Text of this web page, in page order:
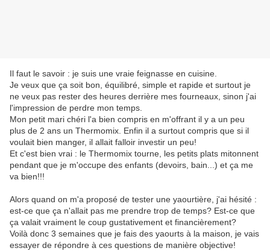
Il faut le savoir : je suis une vraie feignasse en cuisine.
Je veux que ça soit bon, équilibré, simple et rapide et surtout je
ne veux pas rester des heures derrière mes fourneaux, sinon j'ai
l'impression de perdre mon temps.
Mon petit mari chéri l'a bien compris en m'offrant il y a un peu
plus de 2 ans un Thermomix. Enfin il a surtout compris que si il
voulait bien manger, il allait falloir investir un peu!
Et c'est bien vrai : le Thermomix tourne, les petits plats mitonnent
pendant que je m'occupe des enfants (devoirs, bain...) et ça me
va bien!!!
Alors quand on m'a proposé de tester une yaourtière, j'ai hésité :
est-ce que ça n'allait pas me prendre trop de temps? Est-ce que
ça valait vraiment le coup gustativement et financièrement?
Voilà donc 3 semaines que je fais des yaourts à la maison, je vais
essayer de répondre à ces questions de manière objective!